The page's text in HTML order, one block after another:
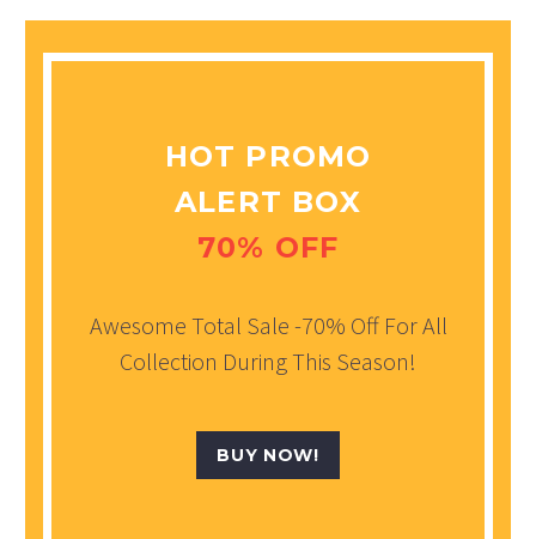
HOT PROMO
ALERT BOX
70% OFF
Awesome Total Sale -70% Off For All
Collection During This Season!
BUY NOW!